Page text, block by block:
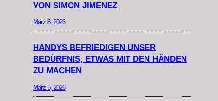
VON SIMON JIMENEZ
März 8, 2026
HANDYS BEFRIEDIGEN UNSER
BEDÜRFNIS, ETWAS MIT DEN HÄNDEN
ZU MACHEN
März 5, 2026